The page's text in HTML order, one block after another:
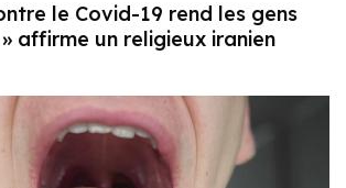
le Covid-19 rend les gens
affirme un religieux iranien